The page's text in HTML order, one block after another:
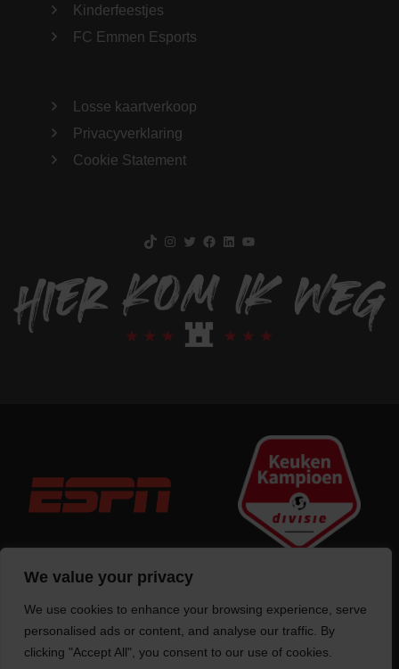
We value your privacy
We use cookies to enhance your browsing experience, serve
personalised ads or content, and analyse our traffic. By
clicking "Accept All", you consent to our use of cookies.
Kinderfeestjes
FC Emmen Esports
Losse kaartverkoop
Privacyverklaring
Cookie Statement
Trotse bouwervan deze website